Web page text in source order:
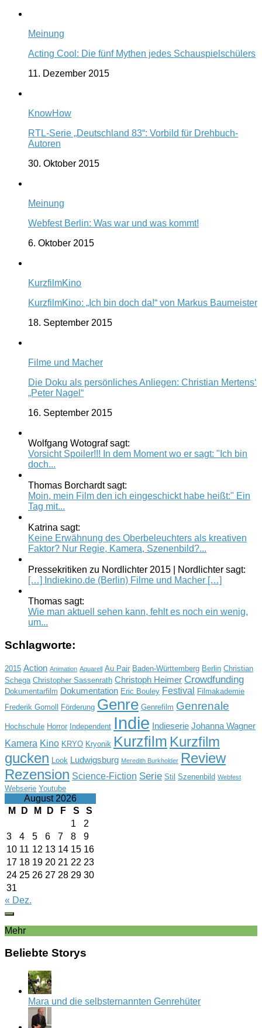
Meinung
Acting Cool: Die fünf Mythen jedes Schauspielschülers
11. Dezember 2015
KnowHow
RTL-Serie „Deutschland 83“: Vorbild für Drehbuch-
Autoren
30. Oktober 2015
Meinung
Webfest Berlin: Was war und was kommt!
6. Oktober 2015
KurzfilmKino
KurzfilmKino: „Ich bin doch da!“ von Markus Baumeister
18. September 2015
Filme und Macher
Die Doku als persönliches Anliegen: Christian Mertens‘
„Peter Nagel“
16. September 2015
Wolfgang Wotograf sagt:
Vorsicht Spoiler!!! In dem Moment wo er sagt: "Ich bin
doch...
Thomas Borchardt sagt:
Moin, mein Film den ich eingeschickt habe heißt:" Ein
Tag mit...
Katrina sagt:
Keine Erwähnung des Oberbeleuchters als kreativen
Faktor? Nur Regie, Kamera, Szenenbild?...
Pressekritiken zu Nordlichter 2015 | Nordlichter sagt:
[…] Indiekino.de (Berlin) Filme und Macher […]
Thomas sagt:
Wie man aktuell sehen kann, fehlt es noch ein wenig,
um...
Schlagworte:
2015 Action Animation Aquarell Au Pair Baden-Württemberg Berlin Christian
Schega Christopher Sassenrath Christoph Heimer Crowdfunding
Dokumentarfilm Dokumentation Eric Bouley Festival
Filmakademie
Frederik Gomoll Förderung Genre Genrefilm Genrenale
Hochschule Horror Independent Indie Indieserie Johanna Wagner
Kamera Kino KRYO Kryonik Kurzfilm Kurzfilm
gucken Look Ludwigsburg Meredith Burkholder Review
Rezension Science-Fiction Serie Stil Szenenbild Webfest
Webserie Youtube
August 2026
M
D M D F S
S
1
2
3
4 5 6 7 8
9
10 11 12 13 14 15 16
17 18 19 20 21 22 23
24 25 26 27 28 29 30
31
« Dez.
Mehr
Beliebte Storys
Mara und die selbsternannten Genrehüter